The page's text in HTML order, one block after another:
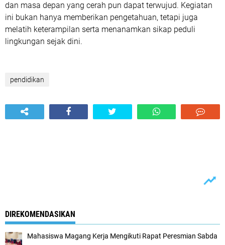
dan masa depan yang cerah pun dapat terwujud. Kegiatan
ini bukan hanya memberikan pengetahuan, tetapi juga
melatih keterampilan serta menanamkan sikap peduli
lingkungan sejak dini.
pendidikan
DIREKOMENDASIKAN
Mahasiswa Magang Kerja Mengikuti Rapat Peresmian Sabda